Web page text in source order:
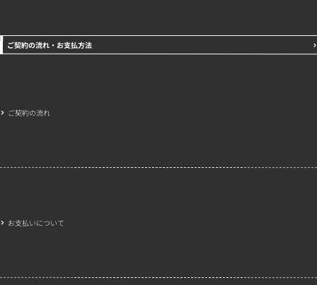
ご契約の流れ・お支払方法
ご契約の流れ
お支払いについて